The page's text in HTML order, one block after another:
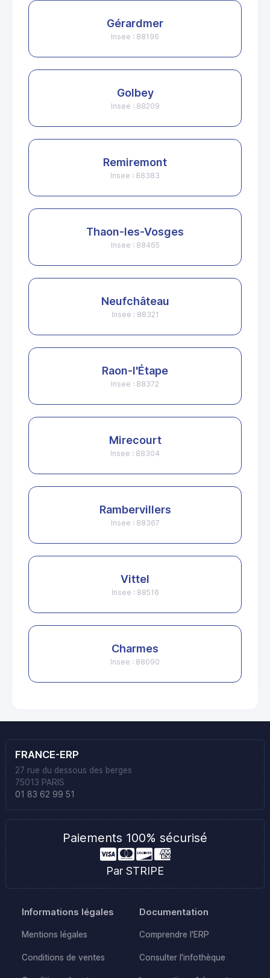
Gérardmer
Insee : 88196
Golbey
Insee : 88209
Remiremont
Insee : 88383
Thaon-les-Vosges
Insee : 88465
Neufchâteau
Insee : 88321
Raon-l'Étape
Insee : 88372
Mirecourt
Insee : 88304
Rambervillers
Insee : 88367
Vittel
Insee : 88516
Charmes
Insee : 88090
FRANCE-ERP
27 rue du dessous des berges
75013 PARIS
01 83 62 99 51
Paiements 100% sécurisé
Par STRIPE
Informations légales
Mentions légales
Conditions de ventes
Documentation
Comprendre l'ERP
Consulter l'infothèque